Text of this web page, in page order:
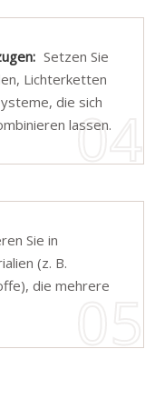
Setzen Sie
Lichterketten
die sich
lassen.
Sie in
(z. B.
die mehrere